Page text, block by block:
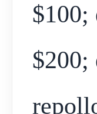
$100;
$200;